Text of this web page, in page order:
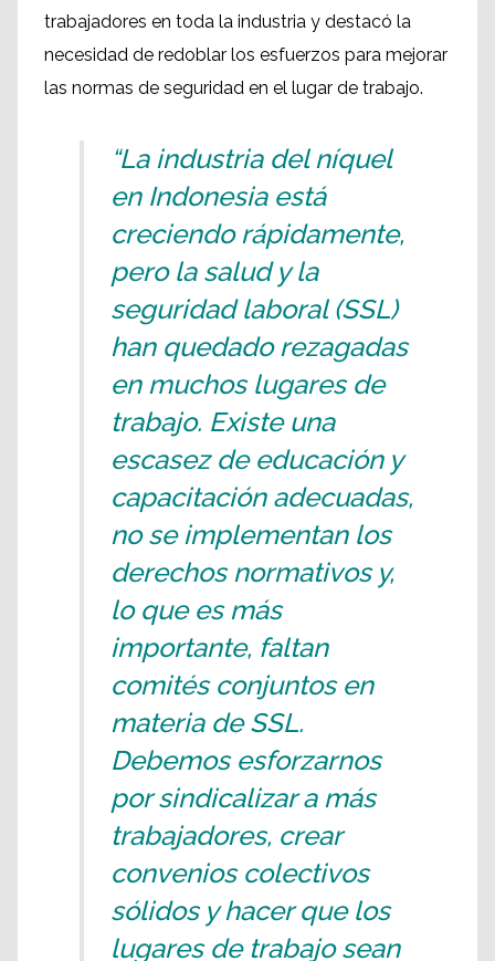
trabajadores en toda la industria y destacó la
necesidad de redoblar los esfuerzos para mejorar
las normas de seguridad en el lugar de trabajo.
“La industria del níquel
en Indonesia está
creciendo rápidamente,
pero la salud y la
seguridad laboral (SSL)
han quedado rezagadas
en muchos lugares de
trabajo. Existe una
escasez de educación y
capacitación adecuadas,
no se implementan los
derechos normativos y,
lo que es más
importante, faltan
comités conjuntos en
materia de SSL.
Debemos esforzarnos
por sindicalizar a más
trabajadores, crear
convenios colectivos
sólidos y hacer que los
lugares de trabajo sean